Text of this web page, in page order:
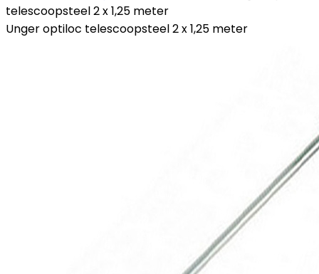
telescoopsteel 2 x 1,25 meter
Unger optiloc telescoopsteel 2 x 1,25 meter